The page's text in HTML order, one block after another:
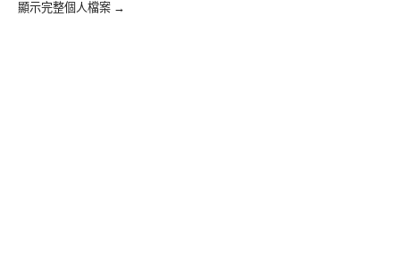
顯示完整個人檔案 →